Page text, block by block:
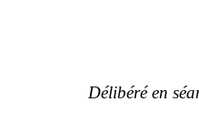
Délibéré en